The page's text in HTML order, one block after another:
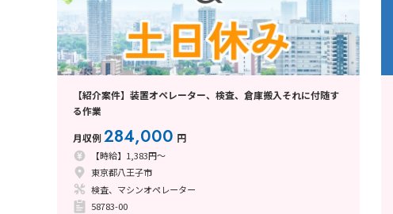
【紹介案件】装置オペレーター、検査、倉庫搬入それに付随す
る作業
月収例284,000 円
【時給】1,383円～
東京都八王子市
検査、マシンオペレーター
58783-00